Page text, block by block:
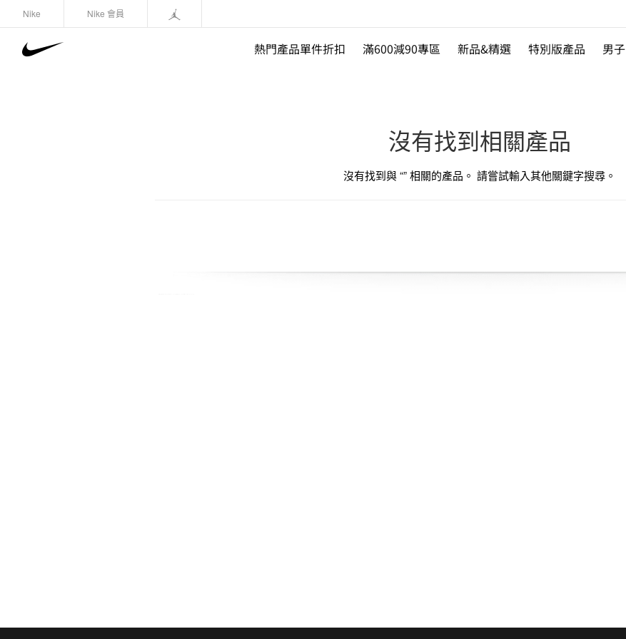
Nike Nike 會員
熱門產品單件折扣 滿600減90專區 新品&精選 特別版產品 男子
沒有找到相關產品
沒有找到與 “” 相關的產品。 請嘗試輸入其他關鍵字搜尋。